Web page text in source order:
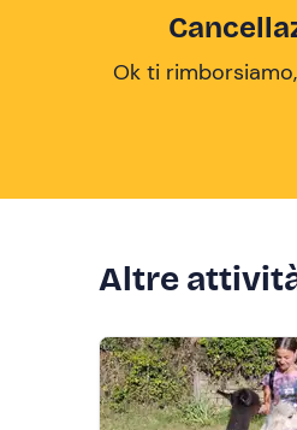
Ok ti
Altre